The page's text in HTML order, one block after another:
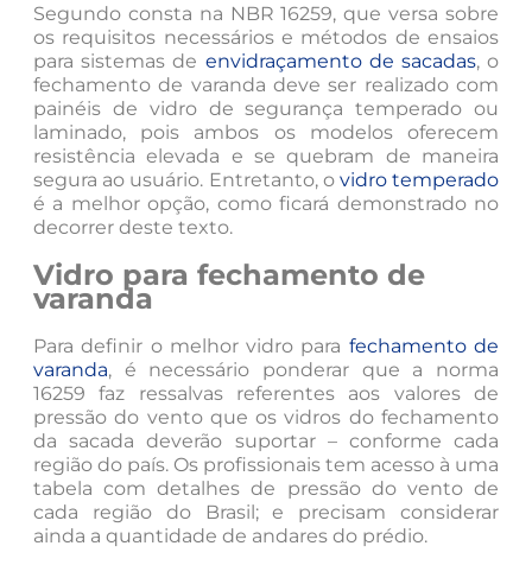
Segundo consta na NBR 16259, que versa sobre
os requisitos necessários e métodos de ensaios
para sistemas de envidraçamento de sacadas, o
fechamento de varanda deve ser realizado com
painéis de vidro de segurança temperado ou
laminado, pois ambos os modelos oferecem
resistência elevada e se quebram de maneira
segura ao usuário. Entretanto, o vidro temperado
é a melhor opção, como ficará demonstrado no
decorrer deste texto.
Vidro para fechamento de
varanda
Para definir o melhor vidro para fechamento de
varanda, é necessário ponderar que a norma
16259 faz ressalvas referentes aos valores de
pressão do vento que os vidros do fechamento
da sacada deverão suportar – conforme cada
região do país. Os profissionais tem acesso à uma
tabela com detalhes de pressão do vento de
cada região do Brasil; e precisam considerar
ainda a quantidade de andares do prédio.